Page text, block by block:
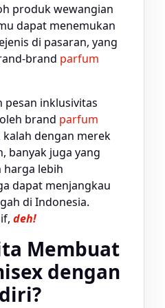
produk wewangian
dapat menemukan
di pasaran, yang
brand parfum
pesan inklusivitas
brand parfum
dengan merek
banyak juga yang
lebih
dapat menjangkau
di Indonesia.
deh!
Membuat
dengan